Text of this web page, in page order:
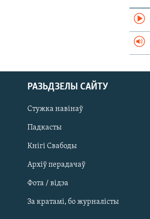
САЧЫЦЕ ЗА АБНАЎЛЕНЬНЯМІ
РАЗЬДЗЕЛЫ САЙТУ
Стужка навінаў
Падкасты
Кнігі Свабоды
Архіў перадачаў
Фота / відэа
За кратамі, бо журналісты